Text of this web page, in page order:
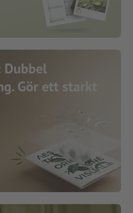
Dubbel
Gör ett starkt